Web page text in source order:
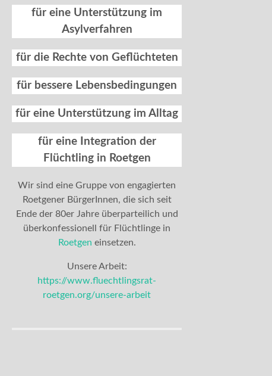
für eine Unterstützung im
Asylverfahren
für die Rechte von Geflüchteten
für bessere Lebensbedingungen
für eine Unterstützung im Alltag
für eine Integration der
Flüchtling in Roetgen
Wir sind eine Gruppe von engagierten
Roetgener BürgerInnen, die sich seit
Ende der 80er Jahre überparteilich und
überkonfessionell für Flüchtlinge in
Roetgen einsetzen.
Unsere Arbeit:
https://www.fluechtlingsrat-
roetgen.org/unsere-arbeit